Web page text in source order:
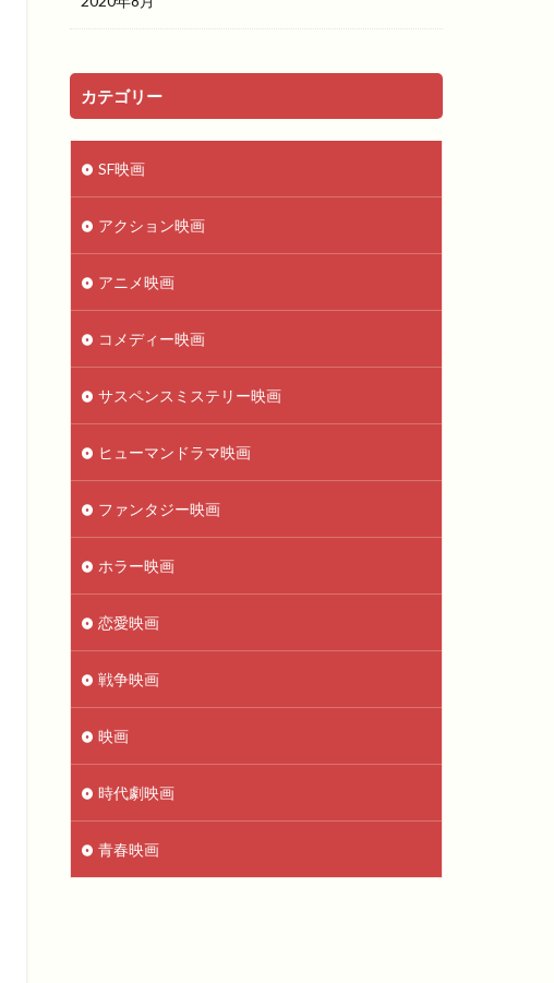
カテゴリー
SF映画
アクション映画
アニメ映画
コメディー映画
サスペンスミステリー映画
ヒューマンドラマ映画
ファンタジー映画
ホラー映画
恋愛映画
戦争映画
映画
時代劇映画
青春映画